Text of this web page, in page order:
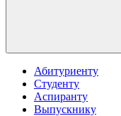
Абитуриенту
Студенту
Аспиранту
Выпускнику